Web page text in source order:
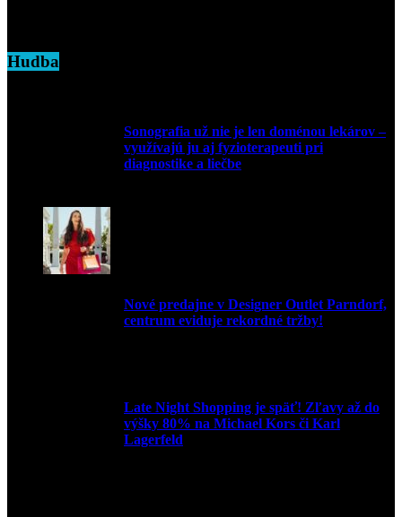
Hudba
Sonografia už nie je len doménou lekárov –
využívajú ju aj fyzioterapeuti pri
diagnostike a liečbe
Nové predajne v Designer Outlet Parndorf,
centrum eviduje rekordné tržby!
Late Night Shopping je späť! Zľavy až do
výšky 80% na Michael Kors či Karl
Lagerfeld